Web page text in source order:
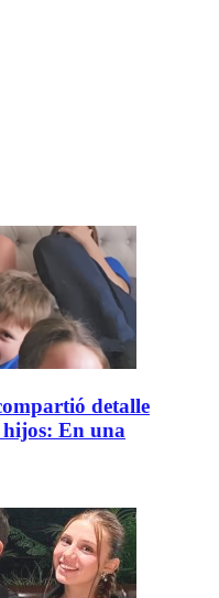
detalle
hijos: En una